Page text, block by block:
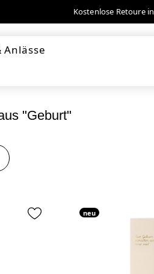
springen Kostenlose Retoure
Anlässe
"Geburt"
neu